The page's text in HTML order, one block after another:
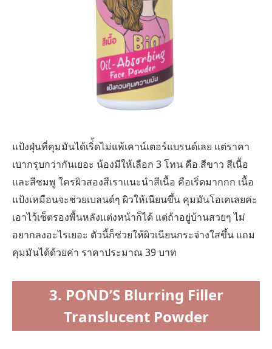
แป้งฝุ่นที่คุมมันได้เริ่้ดไม่แพ้เคาน์เตอร์แบรนด์เลย แต่ราคา
เบากรุบกว่ากันเยอะ น้องมีให้เลือก 3 โทน คือ สีขาว สีเนื้อ
และสีชมพู ใครผิวสองสีเราแนะนำสีเนื้อ คือเริ่ดมากกก เนื้อ
แป้งเหมือนจะช่วยเบลนด์ๆ ผิวให้เนียนขึ้น คุมมันโอเคเลยค่ะ
เอาไว้เซ็ตรองพื้นหลังแต่งหน้าก็ได้ แต่ถ้าอยู่บ้านสวยๆ ไม่
อยากลงอะไรเยอะ ตัวนี้ก็ช่วยให้ผิวเนียนกระจ่างใสขึ้น แถม
คุมมันได้ด้วยค่า ราคาประมาณ 39 บาท
3. POND’S Blurring Filler
Translucent Powder